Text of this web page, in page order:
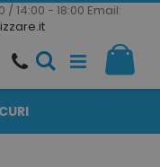
/ 14:00 - 18:00 Email: